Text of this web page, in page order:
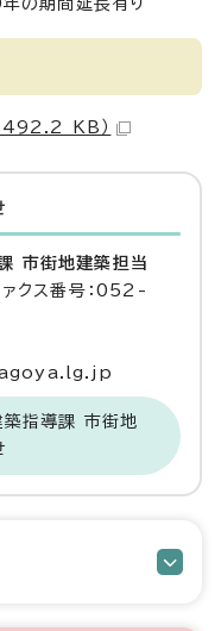
の期間延長有り
492.2 KB）
市街地建築担当
ス番号：052-
指導課 市街地